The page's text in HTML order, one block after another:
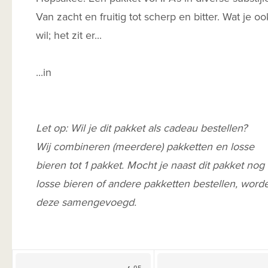
Van zacht en fruitig tot scherp en bitter. Wat je
wil; het zit er...
...in
Let op: Wil je dit pakket als cadeau bestellen?
Wij combineren (meerdere) pakketten en losse
bieren tot 1 pakket. Mocht je naast dit pakket nog
losse bieren of andere pakketten bestellen,
deze samengevoegd.